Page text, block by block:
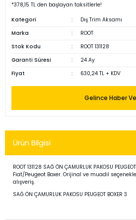
*378,15 TL den başlayan taksitlerle!
Kategori
Dış Trim Aksamı
Marka
ROOT
Stok Kodu
ROOT 131128
Garanti Süresi
24 Ay
Fiyat
630,24 TL + KDV
Gelince Haber
Ürün Bilgisi
ROOT 131128 SAĞ ÖN ÇAMURLUK PAKOSU
Fiat/Peugeot Boxer. Orijinal ve muadil
alışveriş.
SAĞ ÖN ÇAMURLUK PAKOSU PEUGEOT BOXER 3